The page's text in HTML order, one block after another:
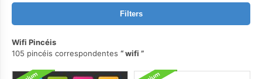
Filters
Wifi Pincéis
105 pincéis correspondentes
wifi